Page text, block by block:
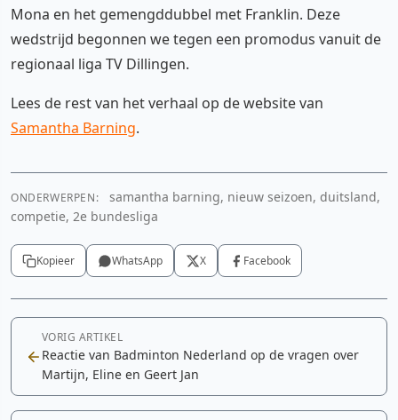
Mona en het gemengddubbel met Franklin. Deze
wedstrijd begonnen we tegen een promodus vanuit de
regionaal liga TV Dillingen.
Lees de rest van het verhaal op de website van
Samantha Barning.
ONDERWERPEN:
samantha barning, nieuw seizoen, duitsland,
competie, 2e bundesliga
Kopieer WhatsApp X Facebook
VORIG ARTIKEL
Reactie van Badminton Nederland op de vragen over
Martijn, Eline en Geert Jan